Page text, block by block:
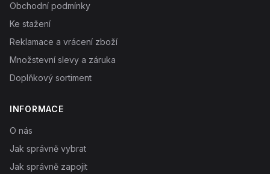
Obchodní podmínky
Ke stažení
Reklamace a vrácení zboží
Množstevní slevy a záruka
Doplňkový sortiment
INFORMACE
O nás
Jak správně vybrat
Jak správně zapojit